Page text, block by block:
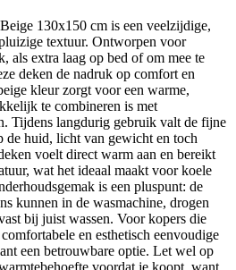
130x150 cm is een veelzijdige,
textuur. Ontworpen voor
als extra laag op bed of om mee te
deken de nadruk op comfort en
kleur zorgt voor een warme,
te combineren is met
Tijdens langdurig gebruik valt de fijne
de huid, licht van gewicht en toch
voelt direct warm aan en bereikt
wat het ideaal maakt voor koele
is een pluspunt: de
kunnen in de wasmachine, drogen
bij juist wassen. Voor kopers die
en esthetisch eenvoudige
een betrouwbare optie. Let wel op
voordat je koopt, want